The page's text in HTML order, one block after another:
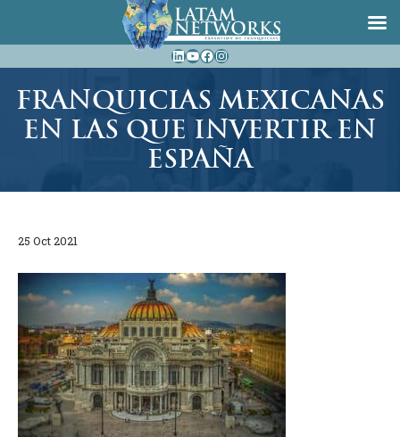
al
LinkedIn
YouTube
Facebook
Instagram
FRANQUICIAS MEXICANAS
EN LAS QUE INVERTIR EN
ESPAÑA
25 Oct 2021